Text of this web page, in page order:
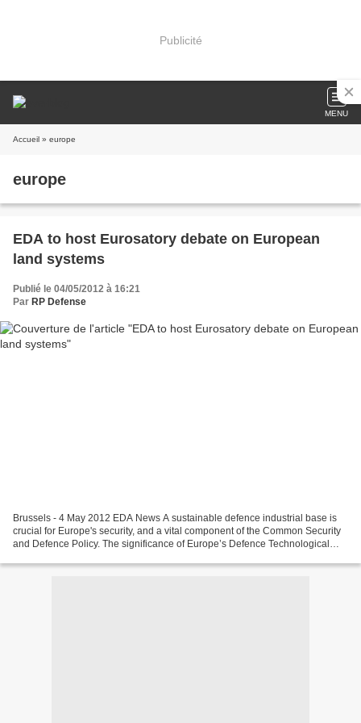
Publicité
MENU
Accueil » europe
europe
EDA to host Eurosatory debate on European
land systems
Publié le 04/05/2012 à 16:21
Par RP Defense
Brussels - 4 May 2012 EDA News A sustainable defence industrial base is
crucial for Europe's security, and a vital component of the Common Security
and Defence Policy. The significance of Europe’s Defence Technological